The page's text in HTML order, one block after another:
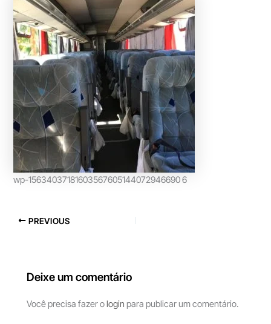
wp-15634037181603567605144072946690 6
PREVIOUS
Deixe um comentário
Você precisa fazer ologin para publicar um comentário.